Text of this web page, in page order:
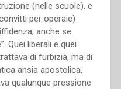
(nel­le scuole), e
per operaie)
anche se
Quei liberali e quei
di furbizia, ma di
ansia apostolica,
qualunque pressione